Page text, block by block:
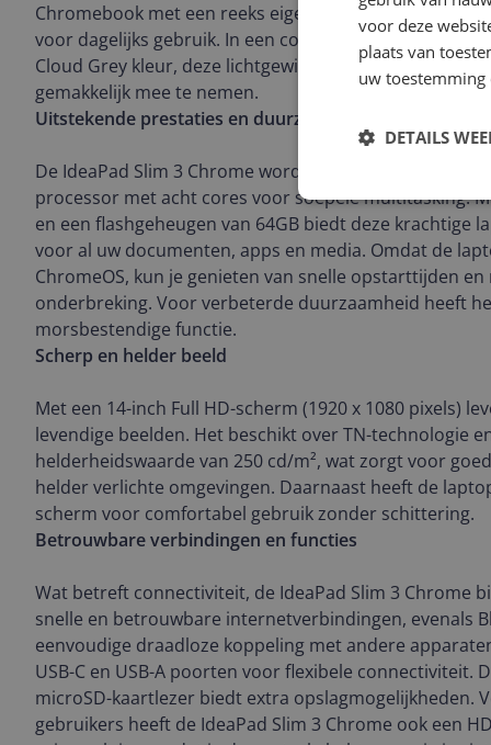
Chromebook met een reeks eigenschappen die zowel
voor dagelijks gebruik. In een compact clamshell
Cloud Grey kleur, deze lichtgewicht laptop is slechts
gemakkelijk mee te nemen.
Uitstekende prestaties en duurzaamheid
De IdeaPad Slim 3 Chrome wordt aangedreven door
processor met acht cores voor soepele multitasking.
en een flashgeheugen van 64GB biedt deze krachtige
voor al uw documenten, apps en media. Omdat de
ChromeOS, kun je genieten van snelle opstarttijden
onderbreking. Voor verbeterde duurzaamheid heeft
morsbestendige functie.
Scherp en helder beeld
Met een 14-inch Full HD-scherm (1920 x 1080 pixels)
levendige beelden. Het beschikt over TN-technologie
helderheidswaarde van 250 cd/m², wat zorgt voor
helder verlichte omgevingen. Daarnaast heeft de
scherm voor comfortabel gebruik zonder schittering.
Betrouwbare verbindingen en functies
Wat betreft connectiviteit, de IdeaPad Slim 3 Chrome
snelle en betrouwbare internetverbindingen, evenals
eenvoudige draadloze koppeling met andere
USB-C en USB-A poorten voor flexibele connectiviteit.
microSD-kaartlezer biedt extra opslagmogelijkheden.
gebruikers heeft de IdeaPad Slim 3 Chrome ook een
voor deze
plaats van
uw
DETAILS